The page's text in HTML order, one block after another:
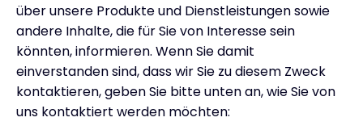
über unsere Produkte und Dienstleistungen sowie
andere Inhalte, die für Sie von Interesse sein
könnten, informieren. Wenn Sie damit
einverstanden sind, dass wir Sie zu diesem Zweck
kontaktieren, geben Sie bitte unten an, wie Sie von
uns kontaktiert werden möchten: